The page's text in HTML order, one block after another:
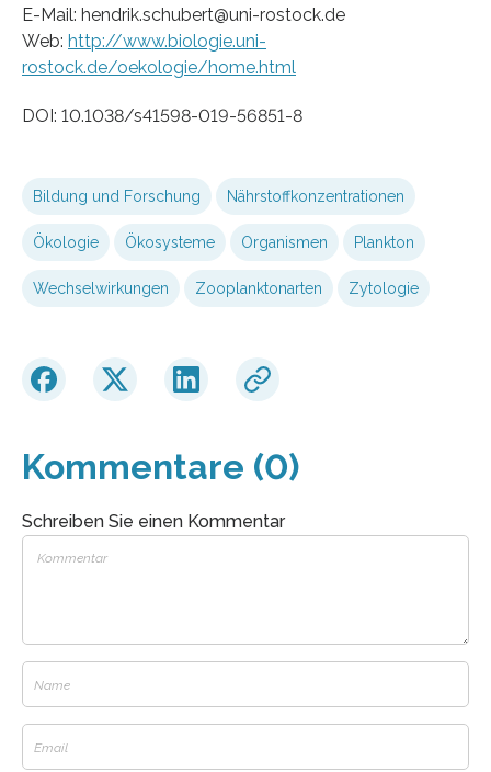
E-Mail: hendrik.schubert@uni-rostock.de
Web: http://www.biologie.uni-
rostock.de/oekologie/home.html
DOI: 10.1038/s41598-019-56851-8
Bildung und Forschung Nährstoffkonzentrationen
Ökologie Ökosysteme Organismen Plankton
Wechselwirkungen Zooplanktonarten Zytologie
Kommentare (0)
Schreiben Sie einen Kommentar